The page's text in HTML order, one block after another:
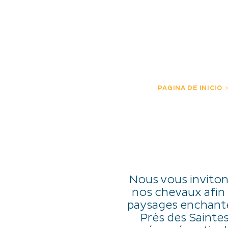
PAGINA DE INICIO
Nous vous
nos chevaux afin
paysages
Près des